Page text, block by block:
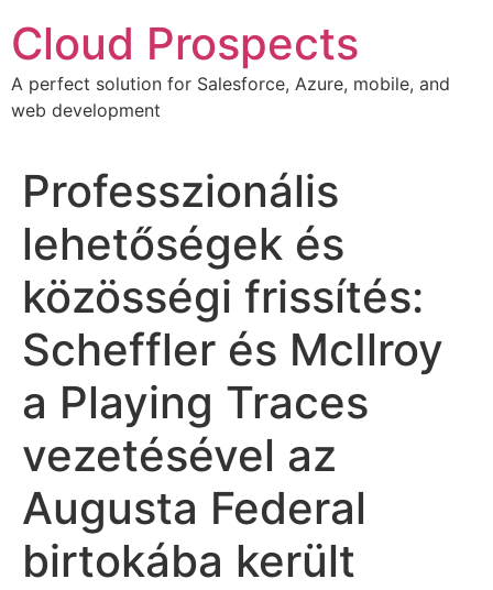
to
content
Cloud Prospects
A perfect solution for Salesforce, Azure, mobile, and
web development
Professzionális
lehetőségek és
közösségi frissítés:
Scheffler és McIlroy
a Playing Traces
vezetésével az
Augusta Federal
birtokába került